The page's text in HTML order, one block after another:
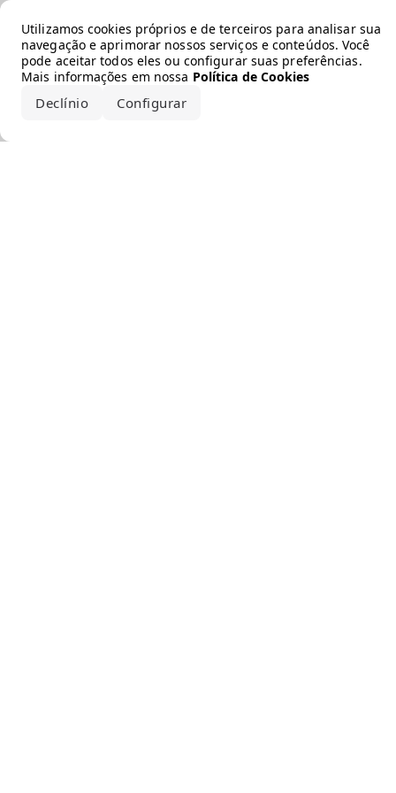
Utilizamos cookies próprios e de terceiros para analisar sua
navegação e aprimorar nossos serviços e conteúdos. Você
pode aceitar todos eles ou configurar suas preferências.
Mais informações em nossa Política de Cookies
Declínio Configurar
Error loading the brand